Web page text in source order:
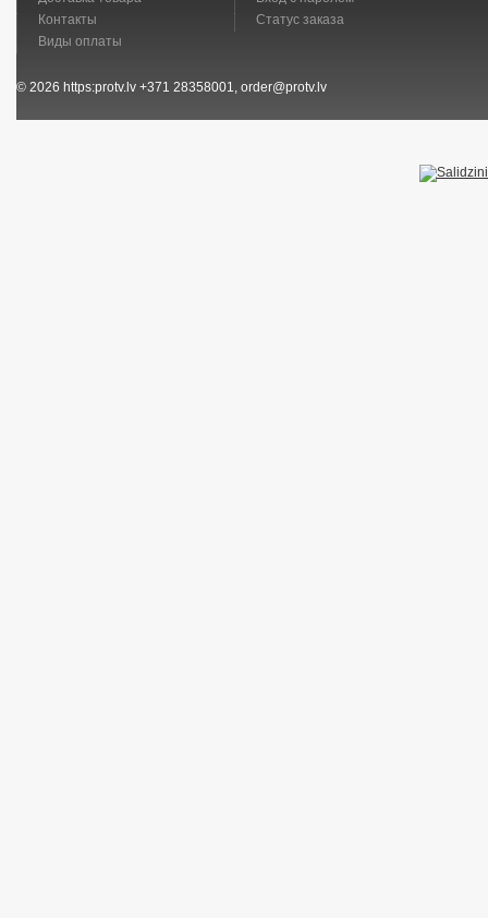
Контакты
Виды оплаты
Статус заказа
© 2026 https:protv.lv +371 28358001, order@protv.lv